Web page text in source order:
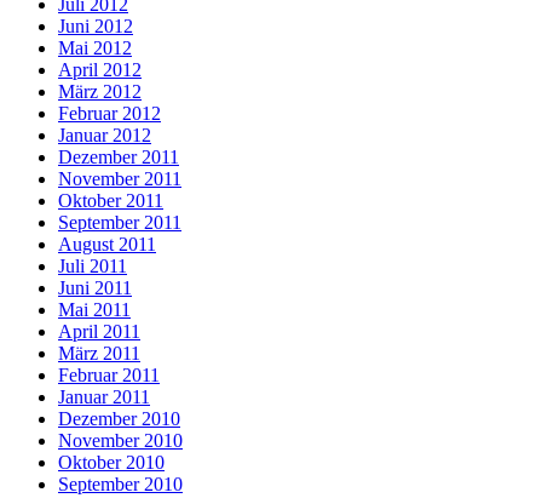
Juli 2012
Juni 2012
Mai 2012
April 2012
März 2012
Februar 2012
Januar 2012
Dezember 2011
November 2011
Oktober 2011
September 2011
August 2011
Juli 2011
Juni 2011
Mai 2011
April 2011
März 2011
Februar 2011
Januar 2011
Dezember 2010
November 2010
Oktober 2010
September 2010